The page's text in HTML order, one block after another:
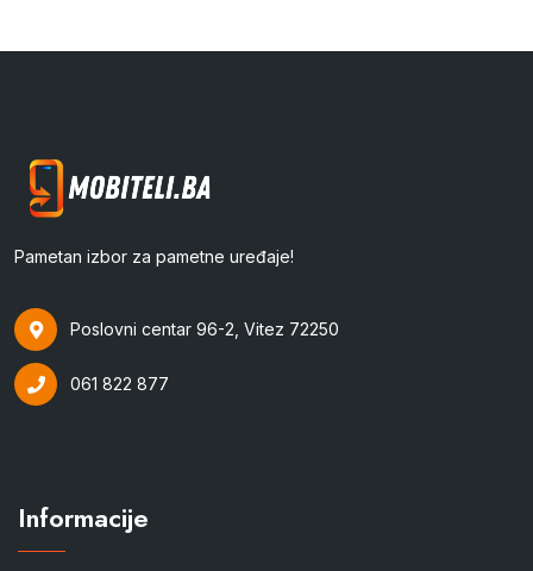
Pametan izbor za pametne uređaje!
Poslovni centar 96-2, Vitez 72250
061 822 877
Informacije